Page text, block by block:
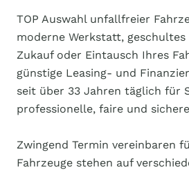
TOP Auswahl unfallfreier
moderne Werkstatt, geschultes
Zukauf oder Eintausch Ihres
günstige Leasing- und
seit über 33 Jahren täglich für
professionelle, faire und
Zwingend Termin vereinbaren
Fahrzeuge stehen auf